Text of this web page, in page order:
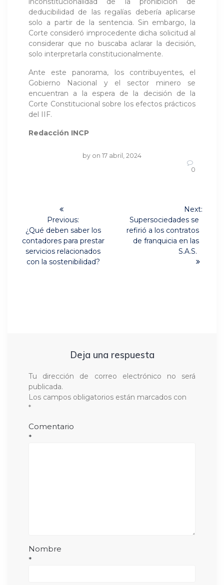
deducibilidad de las regalías debería aplicarse
solo a partir de la sentencia. Sin embargo, la
Corte consideró improcedente dicha solicitud al
considerar que no buscaba aclarar la decisión,
solo interpretarla constitucionalmente.
Ante este panorama, los contribuyentes, el
Gobierno Nacional y el sector minero se
encuentran a la espera de la decisión de la
Corte Constitucional sobre los efectos prácticos
del IIF.
Redacción INCP
by on 17 abril, 2024
0
Navegación
entradas
Previous:
Previous
post:
¿Qué deben saber los
contadores para prestar
servicios relacionados
con la sostenibilidad?
Next:
Next
post:
Supersociedades se
refirió a los contratos
de franquicia en las
S.A.S.
Deja una respuesta
Tu dirección de correo electrónico no será
publicada.
Los campos obligatorios están marcados con
*
Comentario
*
Nombre
*